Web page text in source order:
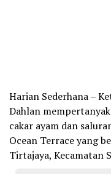
Harian Sederhana –
Dahlan
cakar ayam dan
Ocean Terrace yang
Tirtajaya, Kecamatan